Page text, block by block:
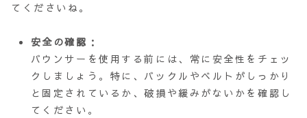
てくださいね。
安全の確認 ：
バウンサーを使用する前には、常に安全性をチェッ
クしましょう。特に、バックルやベルトがしっかり
と固定されているか、破損や緩みがないかを確認し
てください。